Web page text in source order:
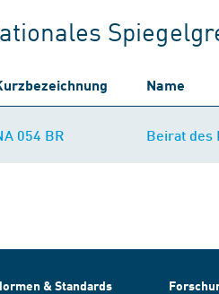
Name
054 BR Beirat des
& Standards